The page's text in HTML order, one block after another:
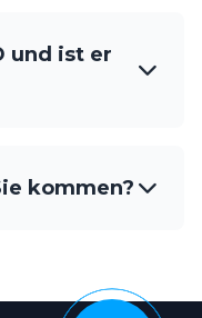
und ist er
kommen?